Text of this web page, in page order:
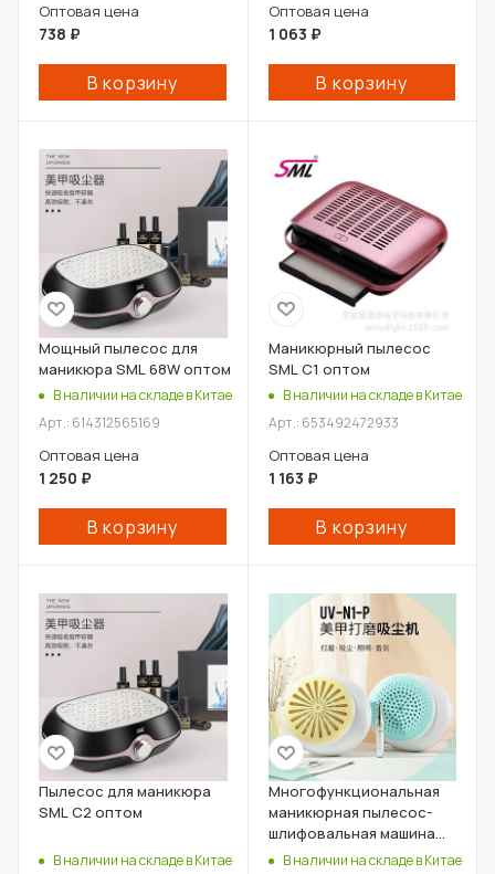
Оптовая цена
738 ₽
В корзину
Оптовая цена
1 063 ₽
В корзину
Мощный пылесос для
маникюра SML 68W оптом
В наличии на складе в Китае
Арт.: 614312565169
Оптовая цена
1 250 ₽
В корзину
Маникюрный пылесос
SML C1 оптом
В наличии на складе в Китае
Арт.: 653492472933
Оптовая цена
1 163 ₽
В корзину
Пылесос для маникюра
SML C2 оптом
В наличии на складе в Китае
Многофункциональная
маникюрная пылесос-
шлифовальная машина
оптом
В наличии на складе в Китае